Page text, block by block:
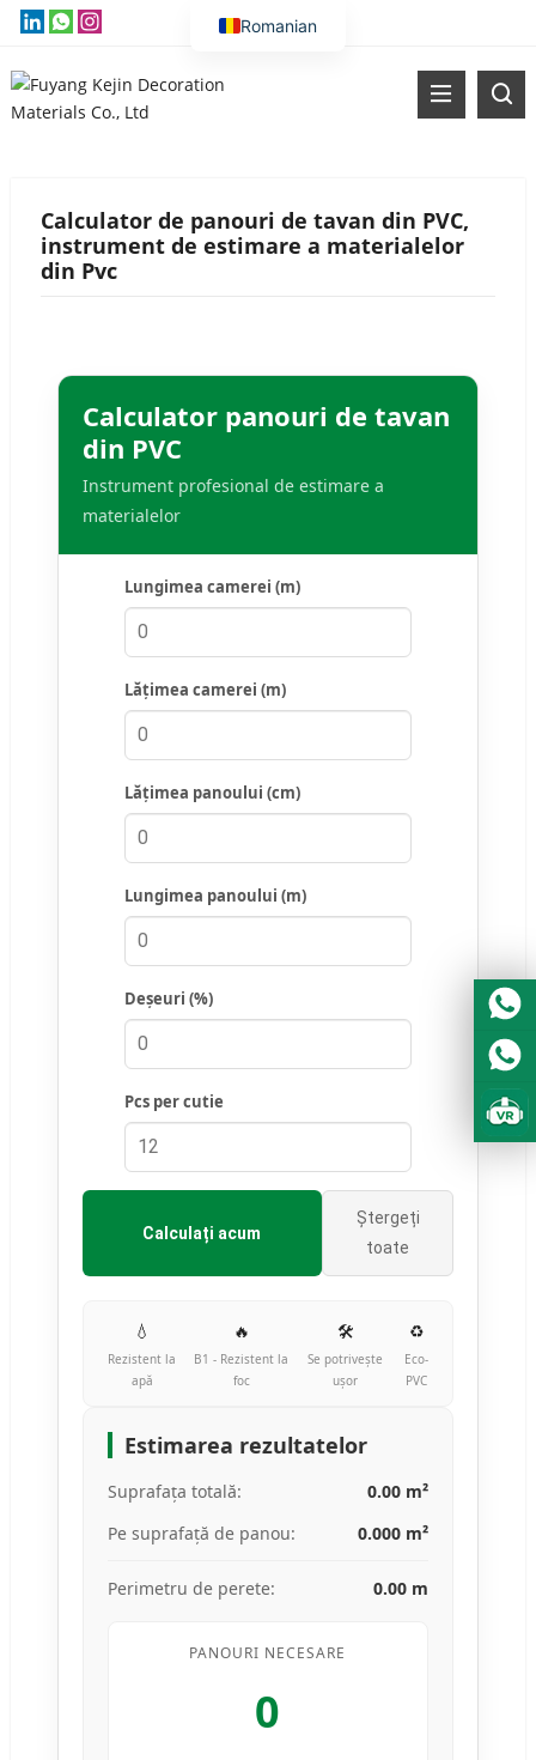
Calculator de panouri de tavan din PVC,
instrument de estimare a materialelor
din Pvc
Calculator panouri de tavan
din PVC
Instrument profesional de estimare a
materialelor
Lungimea camerei (m)
Lățimea camerei (m)
Lățimea panoului (cm)
Lungimea panoului (m)
Deșeuri (%)
Pcs per cutie
Calculați acum
Ștergeți
toate
💧
Rezistent la
apă
🔥
B1 - Rezistent la
foc
🛠️
Se potrivește
ușor
♻️
Eco-
PVC
Estimarea rezultatelor
Suprafața totală:
0.00 m²
Pe suprafață de panou:
0.000 m²
Perimetru de perete: 0.00 m
PANOURI NECESARE
0
Romanian
Malay
Bengali
Arabic
Urdu
Italian
German
Myanmar